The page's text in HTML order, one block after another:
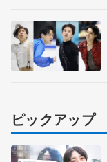
ピックアップ